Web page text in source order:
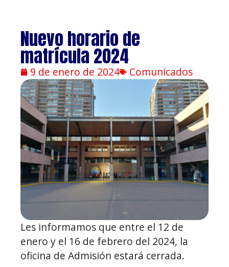
Nuevo horario de
matrícula 2024
9 de enero de 2024 Comunicados
Les informamos que entre el 12 de
enero y el 16 de febrero del 2024, la
oficina de Admisión estará cerrada.